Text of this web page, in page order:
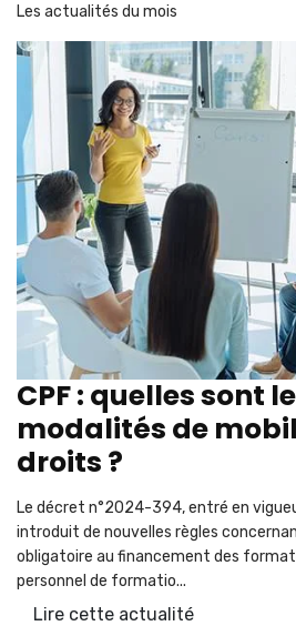
Les actualités du mois
CPF : quelles sont
modalités de
droits ?
Le décret n°2024-394, entré en
introduit de nouvelles règles
obligatoire au financement des
personnel de formatio...
Lire cette actualité